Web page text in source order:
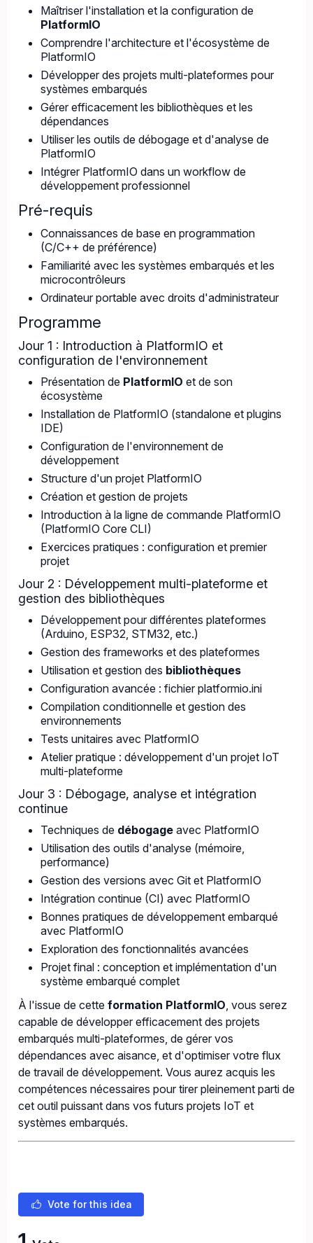
Maîtriser l'installation et la configuration de
PlatformIO
Comprendre l'architecture et l'écosystème de
PlatformIO
Développer des projets multi-plateformes pour
systèmes embarqués
Gérer efficacement les bibliothèques et les
dépendances
Utiliser les outils de débogage et d'analyse de
PlatformIO
Intégrer PlatformIO dans un workflow de
développement professionnel
Pré-requis
Connaissances de base en programmation
(C/C++ de préférence)
Familiarité avec les systèmes embarqués et les
microcontrôleurs
Ordinateur portable avec droits d'administrateur
Programme
Jour 1 : Introduction à PlatformIO et
configuration de l'environnement
Présentation de PlatformIO et de son
écosystème
Installation de PlatformIO (standalone et plugins
IDE)
Configuration de l'environnement de
développement
Structure d'un projet PlatformIO
Création et gestion de projets
Introduction à la ligne de commande PlatformIO
(PlatformIO Core CLI)
Exercices pratiques : configuration et premier
projet
Jour 2 : Développement multi-plateforme et
gestion des bibliothèques
Développement pour différentes plateformes
(Arduino, ESP32, STM32, etc.)
Gestion des frameworks et des plateformes
Utilisation et gestion des bibliothèques
Configuration avancée : fichier platformio.ini
Compilation conditionnelle et gestion des
environnements
Tests unitaires avec PlatformIO
Atelier pratique : développement d'un projet IoT
multi-plateforme
Jour 3 : Débogage, analyse et intégration
continue
Techniques de débogage avec PlatformIO
Utilisation des outils d'analyse (mémoire,
performance)
Gestion des versions avec Git et PlatformIO
Intégration continue (CI) avec PlatformIO
Bonnes pratiques de développement embarqué
avec PlatformIO
Exploration des fonctionnalités avancées
Projet final : conception et implémentation d'un
système embarqué complet
À l'issue de cette formation PlatformIO, vous serez
capable de développer efficacement des projets
embarqués multi-plateformes, de gérer vos
dépendances avec aisance, et d'optimiser votre flux
de travail de développement. Vous aurez acquis les
compétences nécessaires pour tirer pleinement parti de
cet outil puissant dans vos futurs projets IoT et
systèmes embarqués.
Vote for this idea